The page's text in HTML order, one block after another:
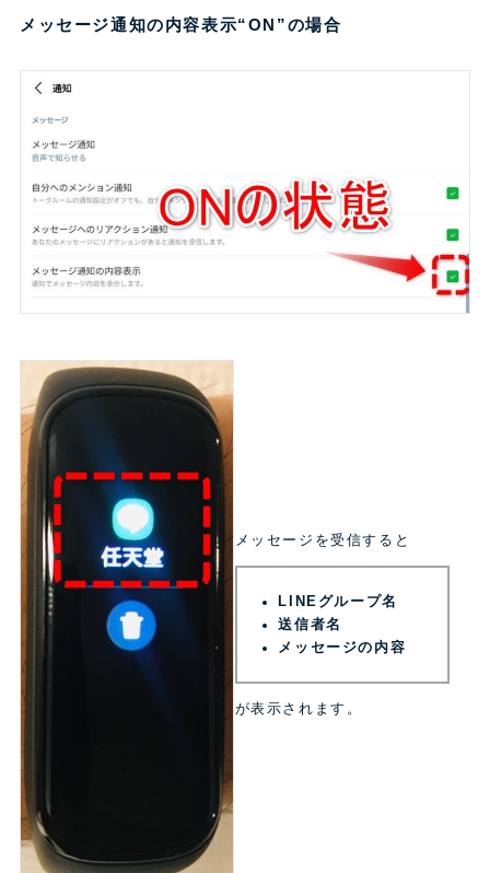
メッセージ通知の内容表示“ON”の場合
メッセージを受信すると
LINEグループ名
送信者名
メッセージの内容
が表示されます。